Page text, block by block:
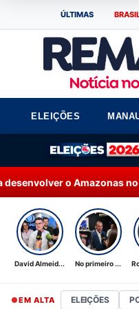
ÚLTIMAS
ELEIÇÕES
no debate da Band
David Almeid... No primeiro ...
EM ALTA ELEIÇÕES